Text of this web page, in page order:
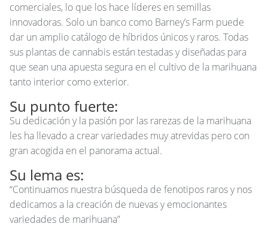
comerciales, lo que los hace líderes en semillas
innovadoras. Solo un banco como Barney’s Farm puede
dar un amplio catálogo de híbridos únicos y raros. Todas
sus plantas de cannabis están testadas y diseñadas para
que sean una apuesta segura en el cultivo de la marihuana
tanto interior como exterior.
Su punto fuerte:
Su dedicación y la pasión por las rarezas de la marihuana
les ha llevado a crear variedades muy atrevidas pero con
gran acogida en el panorama actual.
Su lema es:
“Continuamos nuestra búsqueda de fenotipos raros y nos
dedicamos a la creación de nuevas y emocionantes
variedades de marihuana”